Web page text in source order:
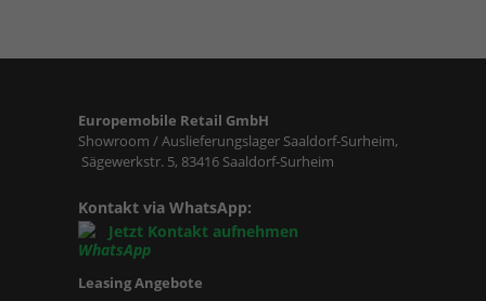
Europemobile Retail GmbH
Showroom / Auslieferungslager Saaldorf-Surheim,
Sägewerkstr. 5, 83416 Saaldorf-Surheim
Kontakt via WhatsApp:
Jetzt Kontakt aufnehmen
Leasing Angebote